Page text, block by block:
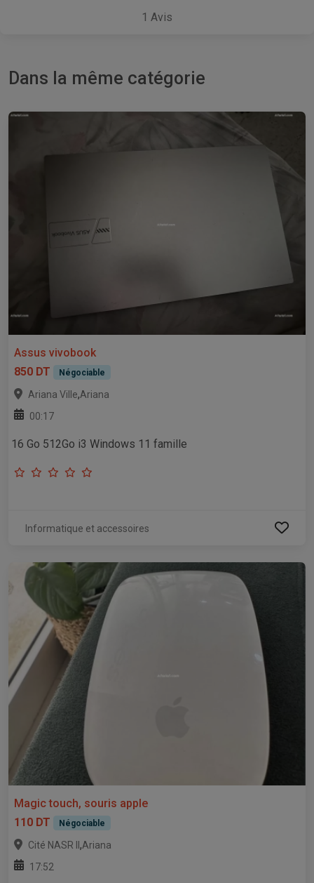
1 Avis
Dans la même catégorie
Assus vivobook
850 DT
Négociable
Ariana Ville,Ariana
00:17
16 Go 512Go i3 Windows 11 famille
Informatique et accessoires
Magic touch, souris apple
110 DT
Négociable
Cité NASR II ,Ariana
17:52